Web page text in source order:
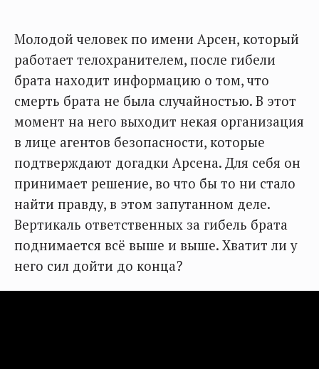
Молодой человек по имени Арсен, который
работает телохранителем, после гибели
брата находит информацию о том, что
смерть брата не была случайностью. В этот
момент на него выходит некая организация
в лице агентов безопасности, которые
подтверждают догадки Арсена. Для себя он
принимает решение, во что бы то ни стало
найти правду, в этом запутанном деле.
Вертикаль ответственных за гибель брата
поднимается всё выше и выше. Хватит ли у
него сил дойти до конца?